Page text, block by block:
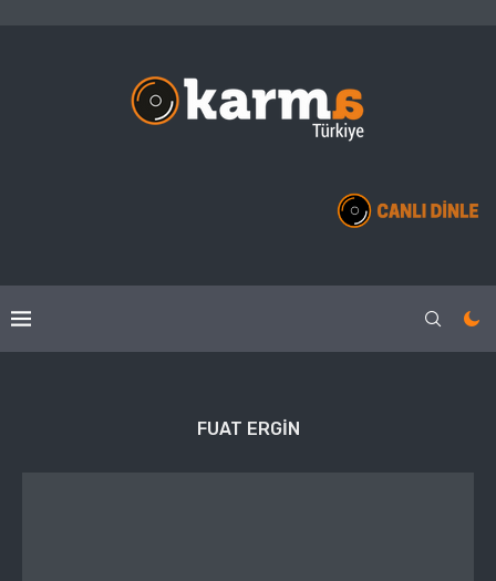
FUAT ERGIN